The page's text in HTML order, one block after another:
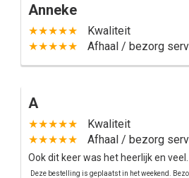
Anneke
★★★★★
Kwaliteit
★★★★★
Afhaal / bezorg
A
★★★★★
Kwaliteit
★★★★★
Afhaal / bezorg
Ook dit keer was het heerlijk en veel.
Deze bestelling is geplaatst in het weekend.